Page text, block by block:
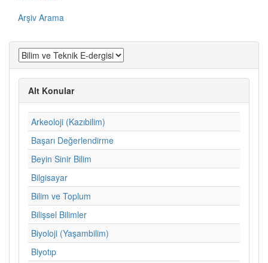
Arşiv Arama
Alt Konular
Arkeoloji (Kazıbilim)
Başarı Değerlendirme
Beyin Sinir Bilim
Bilgisayar
Bilim ve Toplum
Bilişsel Bilimler
Biyoloji (Yaşambilim)
Biyotıp